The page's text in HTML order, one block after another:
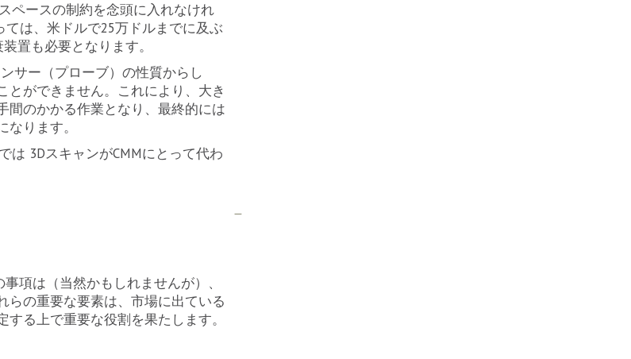
ペースの制約を念頭に入れなけれ
は、米ドルで25万ドルまでに及ぶ
置も必要となります。
サー（プローブ）の性質からし
とができません。これにより、大き
間のかかる作業となり、最終的には
ります。
は 3DスキャンがCMMにとって代わ
項は（当然かもしれませんが）、
らの重要な要素は、市場に出ている
る上で重要な役割を果たします。